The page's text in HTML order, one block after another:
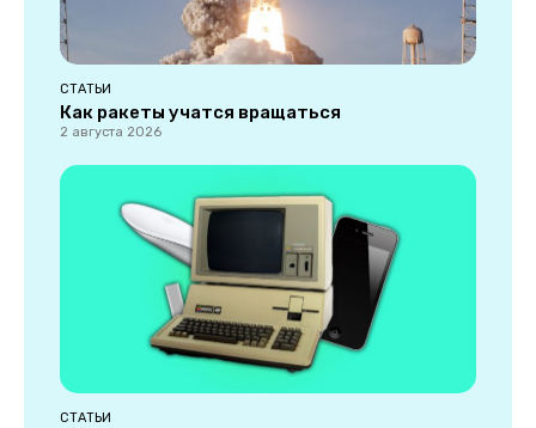
СТАТЬИ
Как ракеты учатся вращаться
2 августа 2026
СТАТЬИ